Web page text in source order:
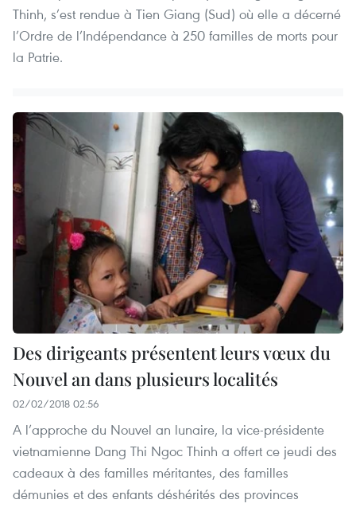
Thinh, s’est rendue à Tien Giang (Sud) où elle a décerné
l’Ordre de l’Indépendance à 250 familles de morts pour
la Patrie.
Des dirigeants présentent leurs vœux du
Nouvel an dans plusieurs localités
02/02/2018 02:56
A l’approche du Nouvel an lunaire, la vice-présidente
vietnamienne Dang Thi Ngoc Thinh a offert ce jeudi des
cadeaux à des familles méritantes, des familles
démunies et des enfants déshérités des provinces